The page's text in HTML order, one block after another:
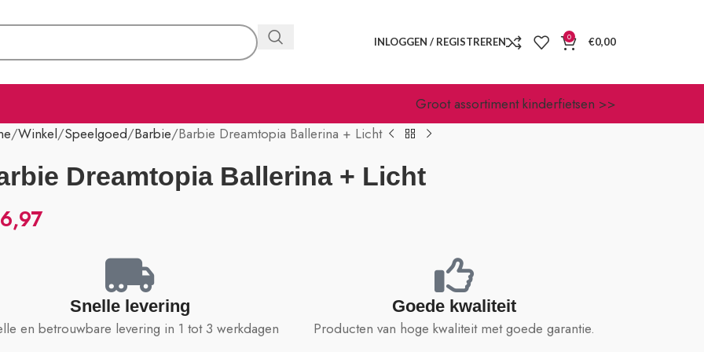
INLOGGEN / REGISTREREN 0 €0,00
Groot assortiment kinderfietsen >>
Winkel Speelgoed Barbie Barbie Dreamtopia Ballerina + Licht
Dreamtopia Ballerina + Licht
Snelle levering
en betrouwbare levering in 1 tot 3 werkdagen
Goede kwaliteit
Producten van hoge kwaliteit met goede garantie.